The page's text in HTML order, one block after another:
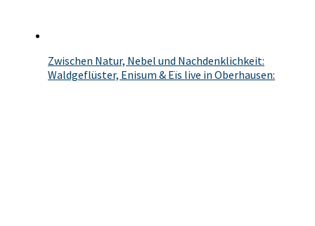
Zwischen Natur, Nebel und Nachdenklichkeit:
Waldgeflüster, Enisum & Eïs live in Oberhausen: